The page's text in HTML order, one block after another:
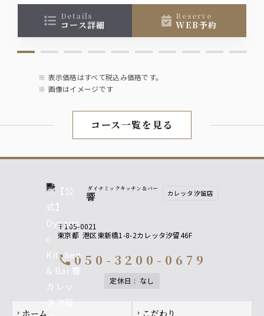
details
コース詳細
reserve
WEB予約
表示価格はすべて税込み価格です。
画像はイメージです
コース一覧を見る
ダイナミックキッチン＆バー
響 カレッタ汐留店
〒105-0021
東京都 港区東新橋1-8-2カレッタ汐留46F
call 050-3200-0679
定休日 : なし
Footer navigation
chevron_right ホーム chevron_right こだわり